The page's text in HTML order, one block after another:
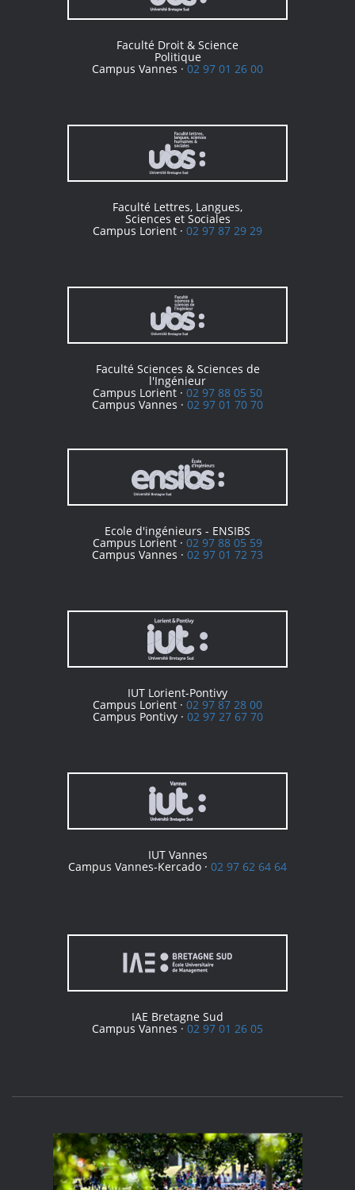
Faculté Droit & Science
Politique
Campus Vannes ·02 97 01 26 00
Faculté Lettres, Langues,
Sciences et Sociales
Campus Lorient · 02 97 87 29 29
Faculté Sciences & Sciences de
l'Ingénieur
Campus Lorient · 02 97 88 05 50
Campus Vannes · 02 97 01 70 70
Ecole d'ingénieurs - ENSIBS
Campus Lorient · 02 97 88 05 59
Campus Vannes · 02 97 01 72 73
IUT Lorient-Pontivy
Campus Lorient · 02 97 87 28 00
Campus Pontivy · 02 97 27 67 70
IUT Vannes
Campus Vannes-Kercado · 02 97 62 64 64
IAE Bretagne Sud
Campus Vannes ·02 97 01 26 05